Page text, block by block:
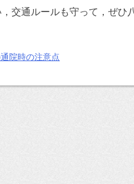
交通ルールも守って，ぜひ
院時の注意点